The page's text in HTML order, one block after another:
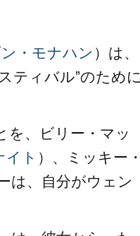
・モナハン ）は、
ティバル”のために
を、ビリー・マッ
イト ）、ミッキー・
は、自分がウェン